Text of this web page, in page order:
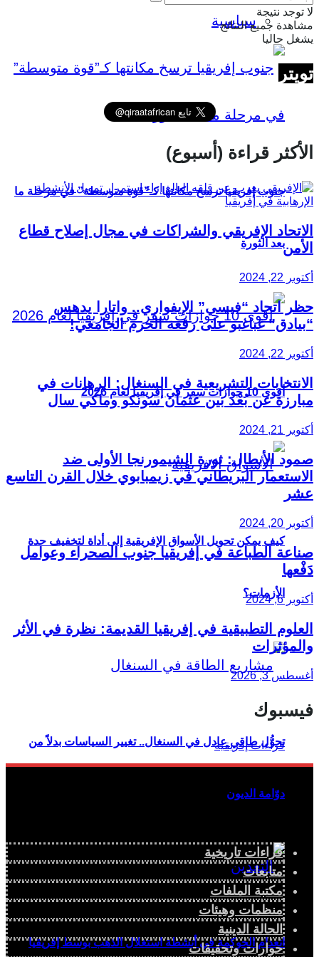
سياسية
جنوب إفريقيا ترسخ مكانتها كـ”قوة متوسطة” في مرحلة ما
بعد الثورة
أقوى 10 جوازات سفر في إفريقيا لعام 2026
كيف يمكن تحويل الأسواق الإفريقية إلى أداة لتخفيف حدة
الأزمات؟
تحوُّل طاقي عادل في السنغال.. تغيير السياسات بدلاً من
دوّامة الديون
انعدام الحوكمة في أنشطة استغلال الذهب بوسط إفريقيا
لا توجد نتيجة
مشاهدة جميع النتائج
يشغل حاليا
تويتر
الأكثر قراءة (أسبوع)
الاتحاد الإفريقي والشراكات في مجال إصلاح قطاع
الأمن
أكتوبر 22, 2024
حظر اتحاد “فيسي” الإيفواري.. واتارا يدهس
“بيادق” غباغبو على رقعة الحرم الجامعي!
أكتوبر 22, 2024
الانتخابات التشريعية في السنغال: الرهانات في
مبارزة عن بُعْد بين عثمان سونكو وماكي سال
أكتوبر 21, 2024
صمود الأبطال: ثورة الشيمورنجا الأولى ضد
الاستعمار البريطاني في زيمبابوي خلال القرن التاسع
عشر
أكتوبر 20, 2024
صناعة الطباعة في إفريقيا جنوب الصحراء وعوامل
دَفْعها
أكتوبر 6, 2024
العلوم التطبيقية في إفريقيا القديمة: نظرة في الأثر
والمؤثرات
أغسطس 3, 2026
فيسبوك
قراءات تاريخية
متابعات
مكتبة الملفات
منظمات وهيئات
الحالة الدينية
حوارات وتحقيقات